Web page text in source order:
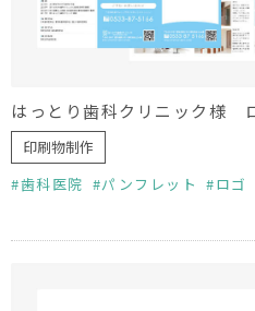
はっとり歯科クリニック様
印刷物制作
歯科医院
パンフレット ロゴ